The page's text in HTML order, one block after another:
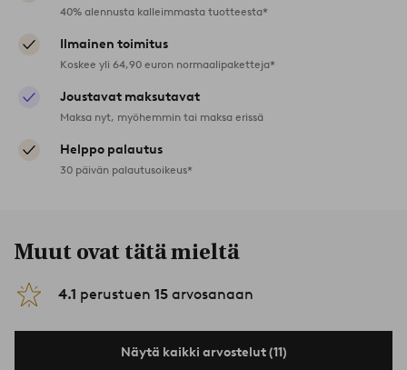
40% alennusta kalleimmasta tuotteesta*
Ilmainen toimitus
Koskee yli 64,90 euron normaalipaketteja*
Joustavat maksutavat
Maksa nyt, myöhemmin tai maksa erissä
Helppo palautus
30 päivän palautusoikeus*
Muut ovat tätä mieltä
4.1 perustuen 15 arvosanaan
Näytä kaikki arvostelut (11)